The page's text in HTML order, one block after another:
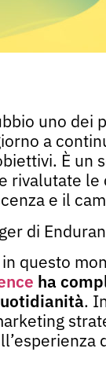
uno dei
a
È un
rivalutate
e il
di
questo
ha
.